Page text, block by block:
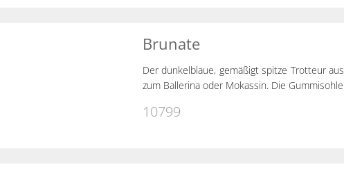
Brunate
Der dunkelblaue, gemäßigt spitze Trotteur
zum Ballerina oder Mokassin. Die
10799